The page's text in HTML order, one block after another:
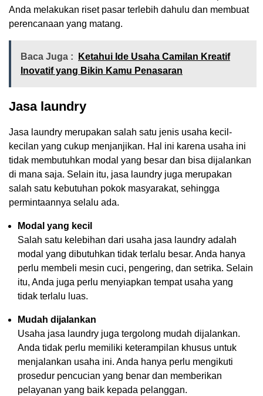
Anda melakukan riset pasar terlebih dahulu dan membuat
perencanaan yang matang.
Baca Juga :
Ketahui Ide Usaha Camilan Kreatif
Inovatif yang Bikin Kamu Penasaran
Jasa laundry
Jasa laundry merupakan salah satu jenis usaha kecil-
kecilan yang cukup menjanjikan. Hal ini karena usaha ini
tidak membutuhkan modal yang besar dan bisa dijalankan
di mana saja. Selain itu, jasa laundry juga merupakan
salah satu kebutuhan pokok masyarakat, sehingga
permintaannya selalu ada.
Modal yang kecil
Salah satu kelebihan dari usaha jasa laundry adalah
modal yang dibutuhkan tidak terlalu besar. Anda hanya
perlu membeli mesin cuci, pengering, dan setrika. Selain
itu, Anda juga perlu menyiapkan tempat usaha yang
tidak terlalu luas.
Mudah dijalankan
Usaha jasa laundry juga tergolong mudah dijalankan.
Anda tidak perlu memiliki keterampilan khusus untuk
menjalankan usaha ini. Anda hanya perlu mengikuti
prosedur pencucian yang benar dan memberikan
pelayanan yang baik kepada pelanggan.